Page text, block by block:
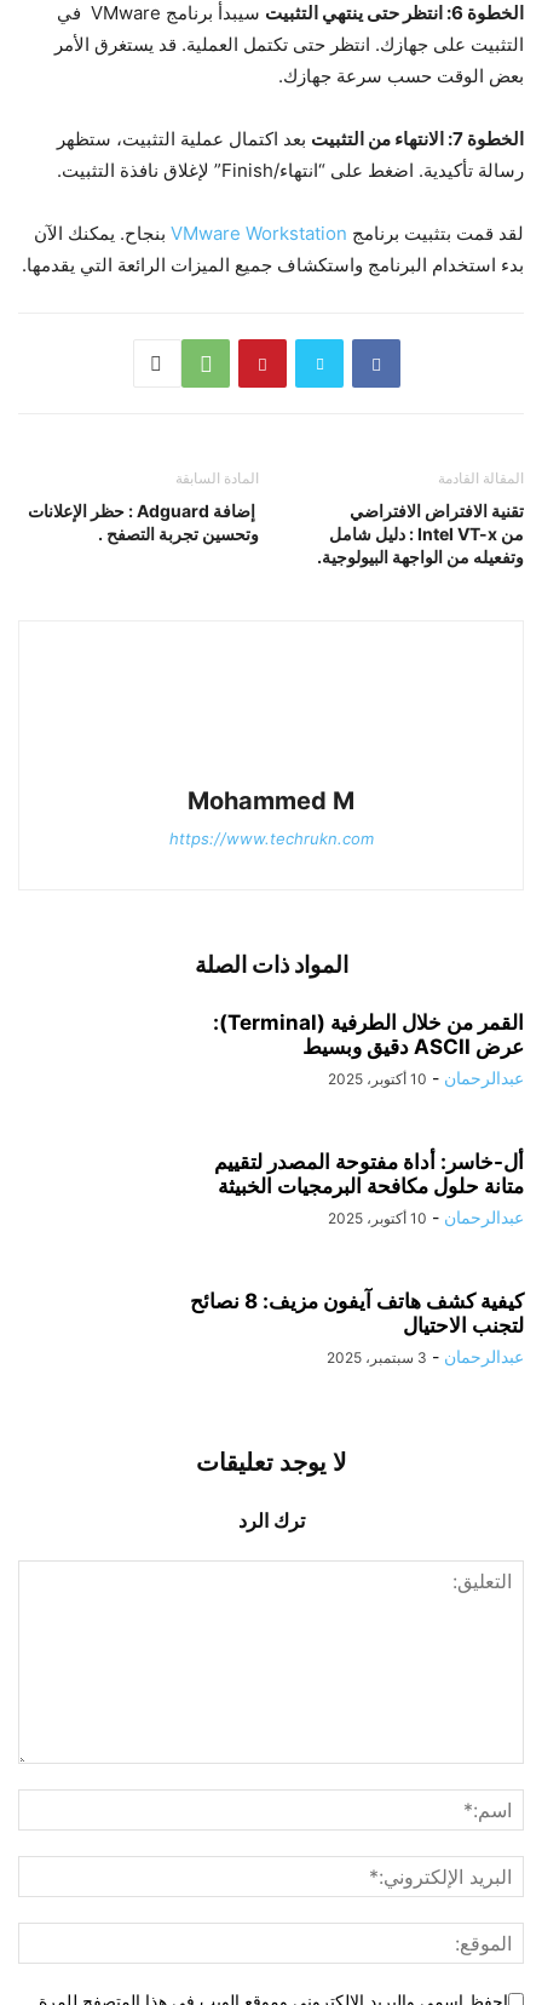
الخطوة 6: انتظر حتى ينتهي التثبيت
سيبدأ برنامج VMware في
التثبيت على جهازك. انتظر حتى تكتمل العملية. قد يستغرق الأمر
بعض الوقت حسب سرعة جهازك.
الخطوة 7: الانتهاء من التثبيت
بعد اكتمال عملية التثبيت، ستظهر
رسالة تأكيدية. اضغط على “انتهاء/Finish” لإغلاق نافذة التثبيت.
لقد قمت بتثبيت برنامج VMware Workstation بنجاح. يمكنك الآن
بدء استخدام البرنامج واستكشاف جميع الميزات الرائعة التي يقدمها.
المادة السابقة
إضافة Adguard : حظر الإعلانات
وتحسين تجربة التصفح .
المقالة القادمة
تقنية الافتراض الافتراضي
من Intel VT-x : دليل شامل
وتفعيله من الواجهة البيولوجية.
Mohammed M
https://www.techrukn.com
المواد ذات الصلة
القمر من خلال الطرفية (Terminal):
عرض ASCII دقيق وبسيط
عبدالرحمان - 10 أكتوبر، 2025
أل-خاسر: أداة مفتوحة المصدر لتقييم
متانة حلول مكافحة البرمجيات الخبيثة
عبدالرحمان - 10 أكتوبر، 2025
كيفية كشف هاتف آيفون مزيف: 8 نصائح
لتجنب الاحتيال
عبدالرحمان - 3 سبتمبر، 2025
لا يوجد تعليقات
ترك الرد
احفظ اسمي والبريد الإلكتروني وموقع الويب في هذا المتصفح للمرة